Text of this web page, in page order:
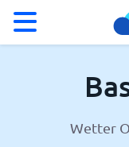
Wetter in Baska
Wetter